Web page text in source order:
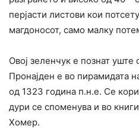
перјасти листови кои
магдоносот, само малку
Овој зеленчук е познат уште
Пронајден е во пирамидата
од 1323 година п.н.е. Се
дури се споменува и во
Хомер.